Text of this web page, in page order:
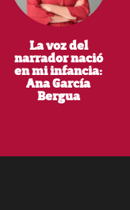
La voz del
narrador nació
en mi infancia:
Ana García
Bergua